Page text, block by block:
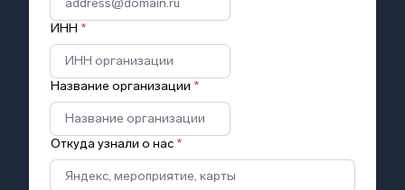
ИНН *
Название организации *
Откуда узнали о нас *